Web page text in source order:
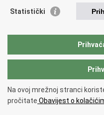
Hrvatska odvjetnička komora
Europski pravosudni portal
Copyright © 2026 Ministarstvo
transformacije Republike Hrvatske.
pristupačnosti.
Statistički
Na ovoj mrežnoj stranci
pročitate Obavijest o